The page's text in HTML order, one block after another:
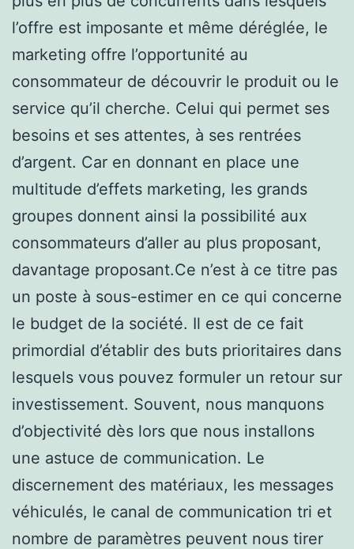
l’offre est imposante et même déréglée, le
marketing offre l’opportunité au
consommateur de découvrir le produit ou le
service qu’il cherche. Celui qui permet ses
besoins et ses attentes, à ses rentrées
d’argent. Car en donnant en place une
multitude d’effets marketing, les grands
groupes donnent ainsi la possibilité aux
consommateurs d’aller au plus proposant,
davantage proposant.Ce n’est à ce titre pas
un poste à sous-estimer en ce qui concerne
le budget de la société. Il est de ce fait
primordial d’établir des buts prioritaires dans
lesquels vous pouvez formuler un retour sur
investissement. Souvent, nous manquons
d’objectivité dès lors que nous installons
une astuce de communication. Le
discernement des matériaux, les messages
véhiculés, le canal de communication tri et
nombre de paramètres peuvent nous tirer